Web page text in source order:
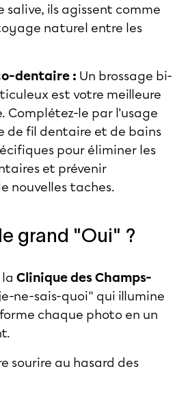
salive, ils agissent comme
naturel entre les
dentaire : Un brossage bi-
est votre meilleure
Complétez-le par l'usage
de fil dentaire et de bains
pour éliminer les
et prévenir
nouvelles taches.
grand "Oui" ?
Clinique des Champs-
ne-sais-quoi" qui illumine
chaque photo en un
sourire au hasard des